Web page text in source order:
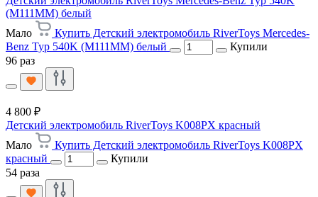
(M111MM) белый
Мало
Купить Детский электромобиль RiverToys Mercedes-
Benz Typ 540K (M111MM) белый
Купили
96 раз
4 800 ₽
Детский электромобиль RiverToys K008PX красный
Мало
Купить Детский электромобиль RiverToys K008PX
красный
Купили
54 раза